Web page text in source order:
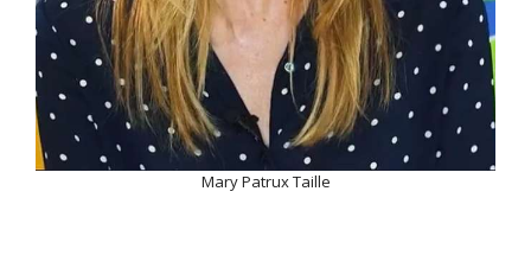
Mary Patrux Taille